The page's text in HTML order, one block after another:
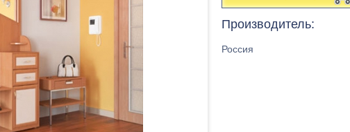
Производитель:
Россия